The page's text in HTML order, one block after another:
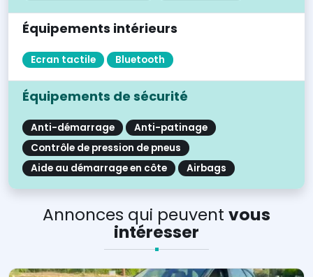
Équipements intérieurs
Ecran tactile Bluetooth
Équipements de sécurité
Anti-démarrage
Anti-patinage
Contrôle de pression de pneus
Aide au démarrage en côte
Airbags
Annonces qui peuvent vous
intéresser